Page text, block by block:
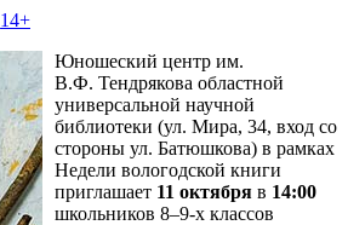
14+
Юношеский центр им.
В.Ф. Тендрякова областной
универсальной научной
библиотеки (ул. Мира, 34, вход со
стороны ул. Батюшкова) в рамках
Недели вологодской книги
приглашает 11 октября в 14:00
школьников 8–9-х классов